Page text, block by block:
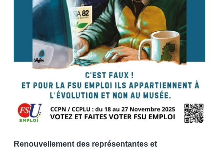
Renouvellement des représentantes et